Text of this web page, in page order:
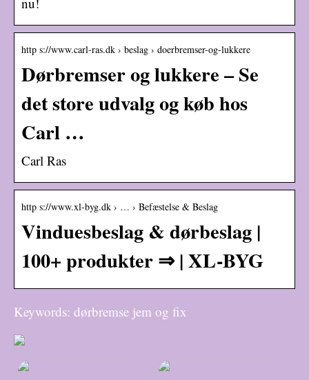
http s://www.carl-ras.dk › beslag › doerbremser-og-lukkere
Dørbremser og lukkere – Se
det store udvalg og køb hos
Carl …
Carl Ras
http s://www.xl-byg.dk › … › Befæstelse & Beslag
Vinduesbeslag & dørbeslag |
100+ produkter ⇒ | XL-BYG
Keywords: dørbremse jem og fix